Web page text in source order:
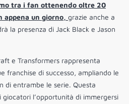
tra i fan ottenendo oltre 20
appena un giorno, grazie anche a
la presenza di Jack Black e Jason
e Transformers rappresenta
franchise di successo, ampliando le
di entrambe le serie. Questa
l’opportunità di immergersi